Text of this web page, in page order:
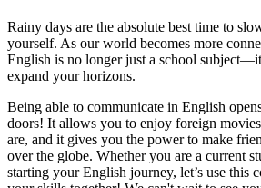
Rainy days are the absolute best time to
yourself. As our world becomes more
English is no longer just a school
expand your horizons.
Being able to communicate in English
doors! It allows you to enjoy foreign
are, and it gives you the power to make
over the globe. Whether you are a current
starting your English journey, let’s use this